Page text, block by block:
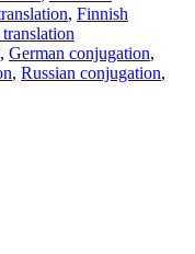
, Finnish
translation
, German conjugation,
, Russian conjugation,